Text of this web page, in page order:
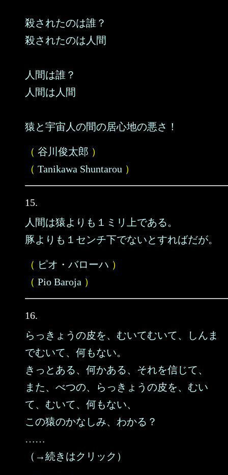
殺されたのは誰？
殺されたのは人間
人間は誰？
人間は人間
猿と宇宙人の間の居心地の悪さ！
（ 谷川俊太郎 ）
（ Tanikawa Shuntarou ）
15.
人間は猿よりも１ミリ上である。
豚よりも１センチ下でないとすればだが。
（ ピオ・バローハ ）
（ Pio Baroja ）
16.
らっきょうの皮を、むいてむいて、しんま
でむいて、何もない。
きっとある、何かある、それを信じて、
また、べつの、らっきょうの皮を、むい
て、むいて、何もない、
この猿のかなしみ、わかる？
……
（→続きはクリック）